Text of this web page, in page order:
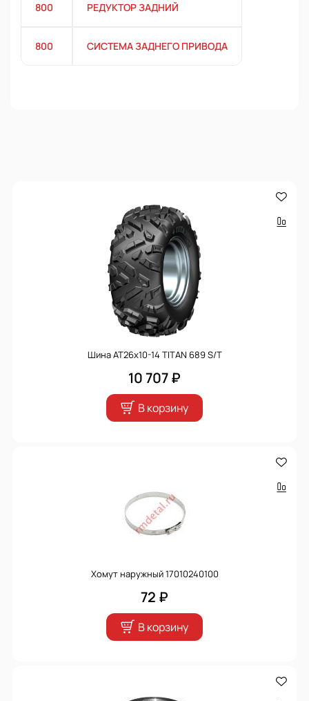
800 РЕДУКТОР ЗАДНИЙ
800 СИСТЕМА ЗАДНЕГО ПРИВОДА
Шина АТ26х10-14 TITAN 689 S/T
10 707 ₽
В корзину
Хомут наружный 17010240100
72 ₽
В корзину